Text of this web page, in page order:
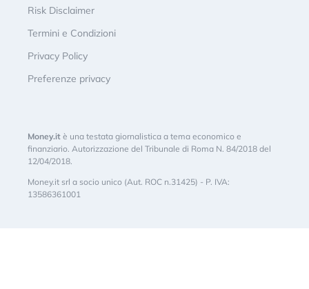
Risk Disclaimer
Termini e Condizioni
Privacy Policy
Preferenze privacy
Money.it è una testata giornalistica a tema economico e
finanziario. Autorizzazione del Tribunale di Roma N. 84/2018 del
12/04/2018.
Money.it srl a socio unico (Aut. ROC n.31425) - P. IVA:
13586361001